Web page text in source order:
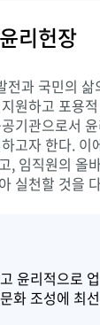
리헌장
전과 국민의 삶
원하고 포용
기관으로서
고자 한다. 이
, 임직원의 올
실천할 것을
윤리적으로
화 조성에 최